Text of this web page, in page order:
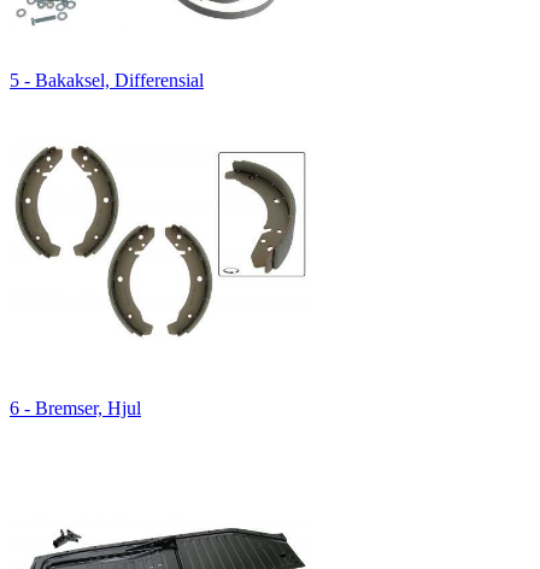
5 - Bakaksel, Differensial
6 - Bremser, Hjul